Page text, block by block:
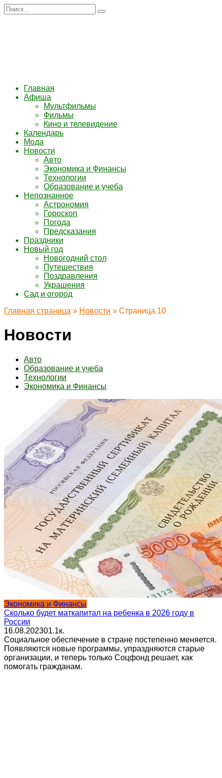
Перейти
к
Search
for:
Главная
Афиша
Мультфильмы
Фильмы
Кино и телевидение
Календарь
Мода
Новости
Авто
Экономика и Финансы
Технологии
Образование и учеба
Непознанное
Астрономия
Гороскоп
Погода
Предсказания
Праздники
Новый год
Новогодний стол
Путешествия
Поздравления
Украшения
Сад и огород
Главная страница » Новости » Страница 10
Новости
Авто
Образование и учеба
Технологии
Экономика и Финансы
Экономика и Финансы
Сколько будет маткапитал на ребенка в 2026 году в
России
16.08.202301.1к.
Социальное обеспечение в стране постепенно меняется.
Появляются новые программы, упраздняются старые
организации, и теперь только Соцфонд решает, как
помогать гражданам.